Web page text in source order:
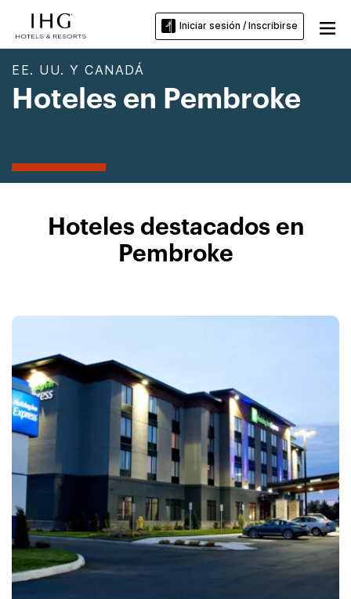
Iniciar sesión / Inscribirse
EE. UU. Y CANADÁ
Hoteles en Pembroke
Hoteles destacados en
Pembroke